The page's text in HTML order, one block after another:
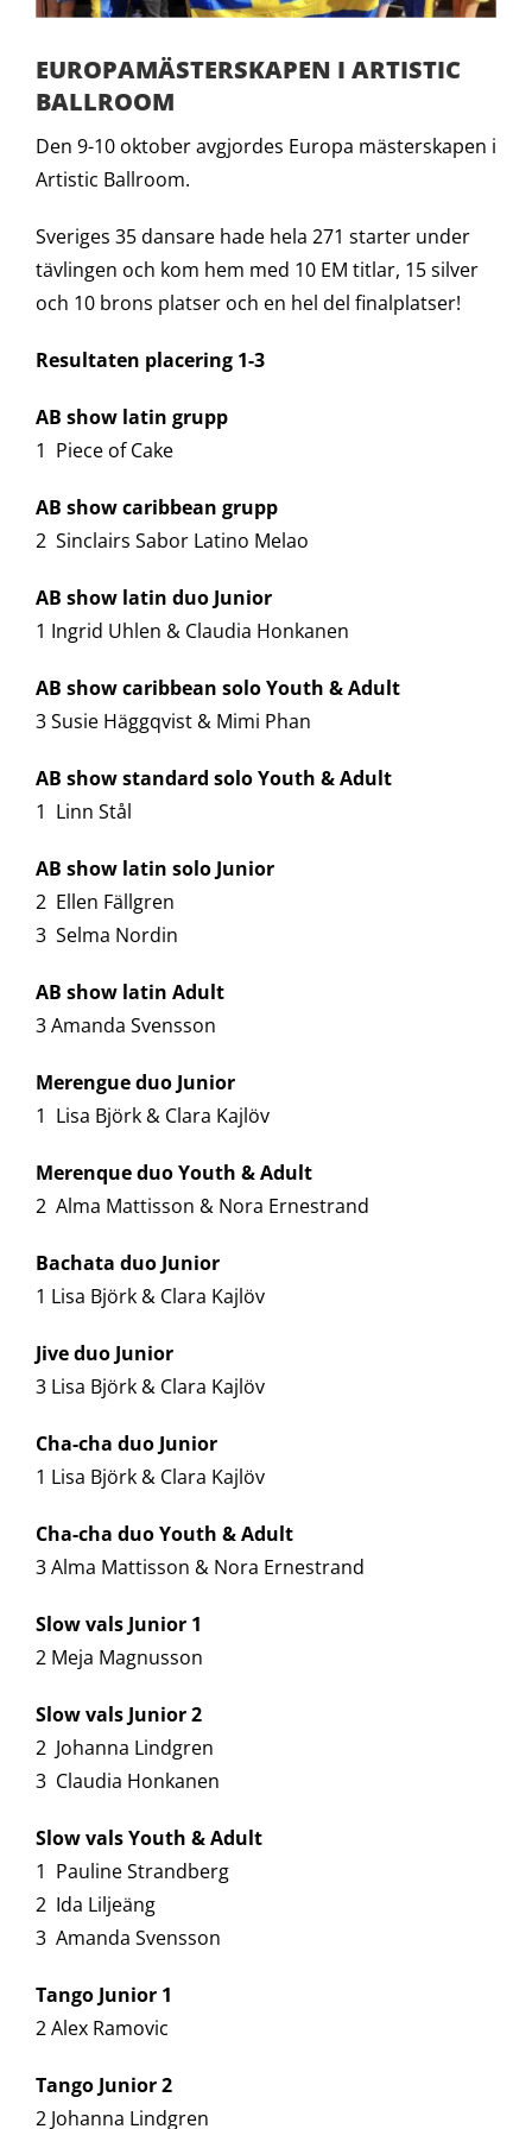
EUROPAMÄSTERSKAPEN I ARTISTIC
BALLROOM
Den 9-10 oktober avgjordes Europa mästerskapen i
Artistic Ballroom.
Sveriges 35 dansare hade hela 271 starter under
tävlingen och kom hem med 10 EM titlar, 15 silver
och 10 brons platser och en hel del finalplatser!
Resultaten placering 1-3
AB show latin grupp
1 Piece of Cake
AB show caribbean grupp
2 Sinclairs Sabor Latino Melao
AB show latin duo Junior
1 Ingrid Uhlen & Claudia Honkanen
AB show caribbean solo Youth & Adult
3 Susie Häggqvist & Mimi Phan
AB show standard solo Youth & Adult
1 Linn Stål
AB show latin solo Junior
2 Ellen Fällgren
3 Selma Nordin
AB show latin Adult
3 Amanda Svensson
Merengue duo Junior
1 Lisa Björk & Clara Kajlöv
Merenque duo Youth & Adult
2 Alma Mattisson & Nora Ernestrand
Bachata duo Junior
1 Lisa Björk & Clara Kajlöv
Jive duo Junior
3 Lisa Björk & Clara Kajlöv
Cha-cha duo Junior
1 Lisa Björk & Clara Kajlöv
Cha-cha duo Youth & Adult
3 Alma Mattisson & Nora Ernestrand
Slow vals Junior 1
2 Meja Magnusson
Slow vals Junior 2
2 Johanna Lindgren
3 Claudia Honkanen
Slow vals Youth & Adult
1 Pauline Strandberg
2 Ida Liljeäng
3 Amanda Svensson
Tango Junior 1
2 Alex Ramovic
Tango Junior 2
2 Johanna Lindgren